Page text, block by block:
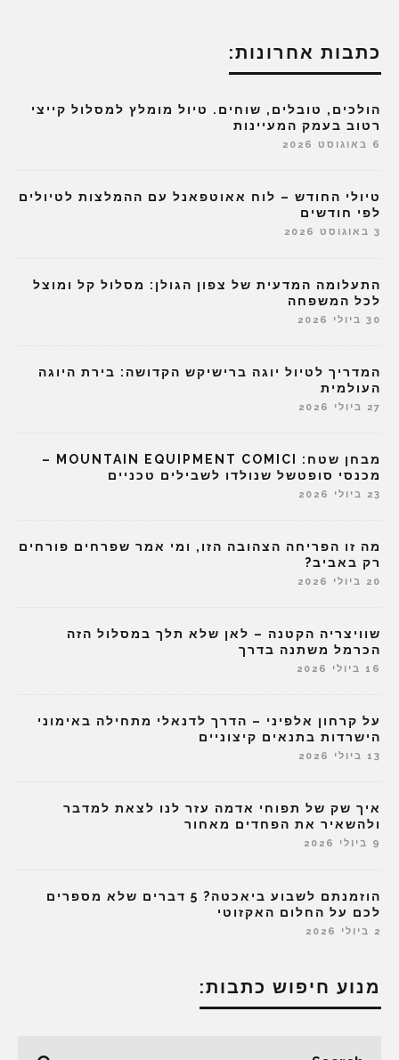
כתבות אחרונות:
הולכים, טובלים, שוחים. טיול מומלץ למסלול קייצי
רטוב בעמק המעיינות
6 באוגוסט 2026
טיולי החודש – לוח אאוטפאנל עם ההמלצות לטיולים
לפי חודשים
3 באוגוסט 2026
התעלומה המדעית של צפון הגולן: מסלול קל ומוצל
לכל המשפחה
30 ביולי 2026
המדריך לטיול יוגה ברישיקש הקדושה: בירת היוגה
העולמית
27 ביולי 2026
מבחן שטח: MOUNTAIN EQUIPMENT COMICI –
מכנסי סופטשל שנולדו לשבילים טכניים
23 ביולי 2026
מה זו הפריחה הצהובה הזו, ומי אמר שפרחים פורחים
רק באביב?
20 ביולי 2026
שוויצריה הקטנה – לאן שלא תלך במסלול הזה
הכרמל משתנה בדרך
16 ביולי 2026
על קרחון אלפיני – הדרך לדנאלי מתחילה באימוני
הישרדות בתנאים קיצוניים
13 ביולי 2026
איך שק של תפוחי אדמה עזר לנו לצאת למדבר
ולהשאיר את הפחדים מאחור
9 ביולי 2026
הוזמנתם לשבוע ביאכטה? 5 דברים שלא מספרים
לכם על החלום האקזוטי
2 ביולי 2026
מנוע חיפוש כתבות: